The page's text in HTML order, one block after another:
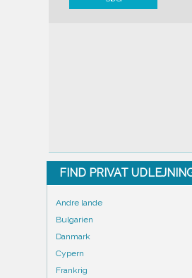
FIND PRIVAT
Andre lande
Bulgarien
Danmark
Cypern
Frankrig